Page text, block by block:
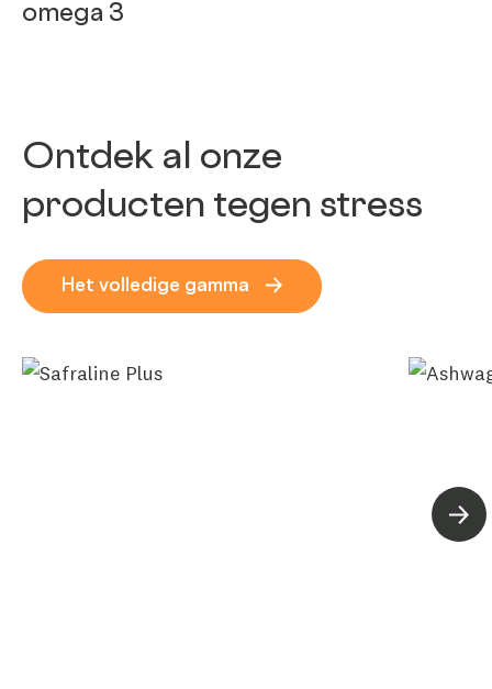
omega 3
Ontdek al onze
producten tegen stress
Het volledige gamma